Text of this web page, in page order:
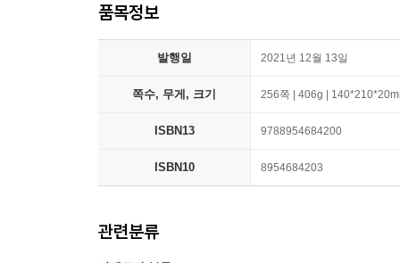
품목정보
발행일 2021년 12월 13일
쪽수, 무게, 크기 256쪽 | 406g |
ISBN13 9788954684200
ISBN10 8954684203
관련분류